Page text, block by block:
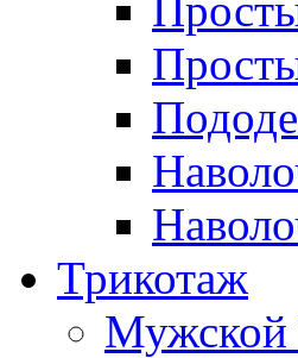
Трикотаж
Мужской